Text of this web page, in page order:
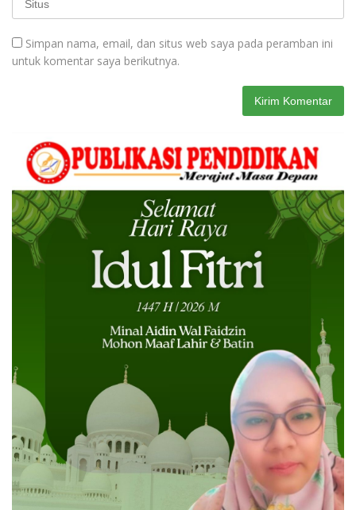
Simpan nama, email, dan situs web saya pada peramban ini
untuk komentar saya berikutnya.